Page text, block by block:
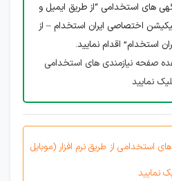
های استخدامی “از طریق ایمیل و
اختصاصی ایران استخدام – از
استخدام” اقدام نمایید.
صفحه نیازمندی های استخدامی
نمایید
استخدامی از طریق نرم افزار (موبایل
نمایید